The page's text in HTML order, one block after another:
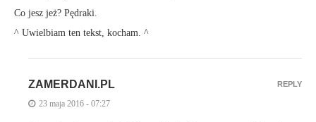
Co jesz jeż? Pędraki.
^ Uwielbiam ten tekst, kocham. ^
ZAMERDANI.PL
23 maja 2016 - 07:27
REPLY